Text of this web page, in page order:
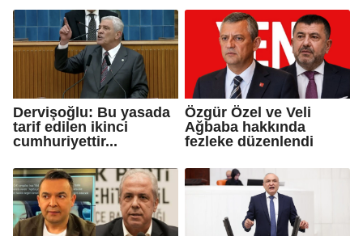
Dervişoğlu: Bu yasada
tarif edilen ikinci
cumhuriyettir...
Özgür Özel ve Veli
Ağbaba hakkında
fezleke düzenlendi